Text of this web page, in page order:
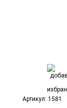
Артикул: 1581